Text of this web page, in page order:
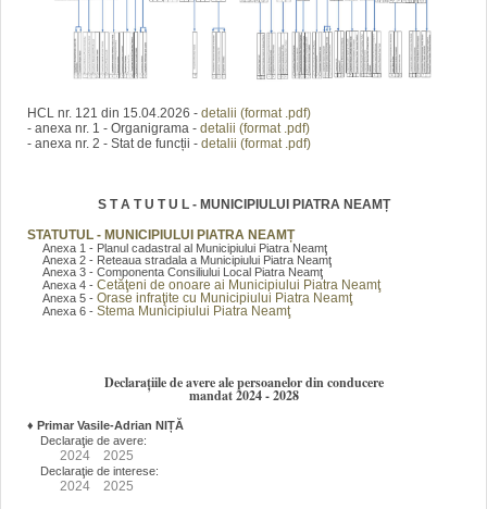
HCL nr. 121 din 15.04.2026 - detalii (format .pdf)
- anexa nr. 1 - Organigrama - detalii (format .pdf)
- anexa nr. 2 - Stat de funcții - detalii (format .pdf)
S T A T U T U L - MUNICIPIULUI PIATRA NEAMȚ
STATUTUL - MUNICIPIULUI PIATRA NEAMȚ
Anexa 1 - Planul cadastral al Municipiului Piatra Neamţ
Anexa 2 - Reteaua stradala a Municipiului Piatra Neamţ
Anexa 3 - Componenta Consiliului Local Piatra Neamţ
Anexa 4 - Cetăţeni de onoare ai Municipiului Piatra Neamţ
Anexa 5 - Orase infraţite cu Municipiului Piatra Neamţ
Anexa 6 - Stema Municipiului Piatra Neamţ
Declarațiile de avere ale persoanelor din conducere
mandat 2024 - 2028
♦ Primar Vasile-Adrian NIȚĂ
Declaraţie de avere:
2024 2025
Declaraţie de interese:
2024 2025